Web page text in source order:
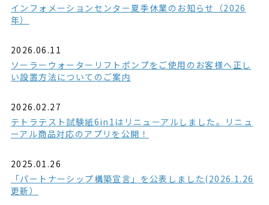
インフォメーションセンター夏季休業のお知らせ（2026
年）
2026.06.11
ソーラーウォーターリフトポンプをご使用のお客様へ正し
い設置方法についてのご案内
2026.02.27
テトラテスト試験紙6in1はリニューアルしました。リニュ
ーアル商品対応のアプリを公開！
2025.01.26
「パートナーシップ構築宣言」を公表しました(2026.1.26
更新）